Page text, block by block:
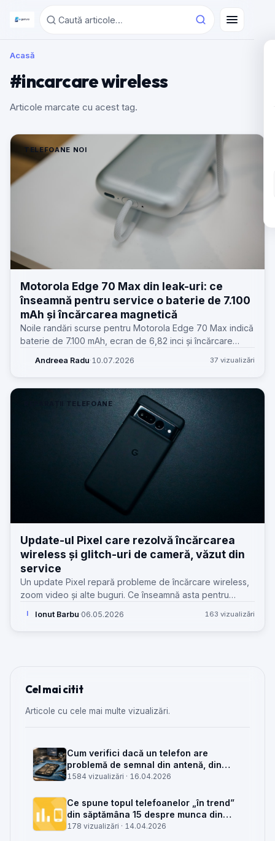
Acasă
#incarcare wireless
Articole marcate cu acest tag.
TELEFOANE NOI
Motorola Edge 70 Max din leak-uri: ce
înseamnă pentru service o baterie de 7.100
mAh și încărcarea magnetică
Noile randări scurse pentru Motorola Edge 70 Max indică
baterie de 7.100 mAh, ecran de 6,82 inci și încărcare
întrebări foarte practice.
Andreea Radu· 10.07.2026 37 vizualizări
REPARAȚII TELEFOANE
Update-ul Pixel care rezolvă încărcarea
wireless și glitch-uri de cameră, văzut din
service
Un update Pixel repară probleme de încărcare wireless,
zoom video și alte buguri. Ce înseamnă asta pentru
I Ionut Barbu·06.05.2026 163 vizualizări
Cel mai citit
Articole cu cele mai multe vizualizări.
Cum verifici dacă un telefon are
problemă de semnal din antenă, din
placa de bază sau din rețea
1584 vizualizări · 16.04.2026
Ce spune topul telefoanelor „în trend”
din săptămâna 15 despre munca din
service GSM
178 vizualizări · 14.04.2026